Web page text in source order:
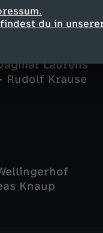
du in
Cathomas
Schosnig
Laurens
Rudolf Krause
Knaup